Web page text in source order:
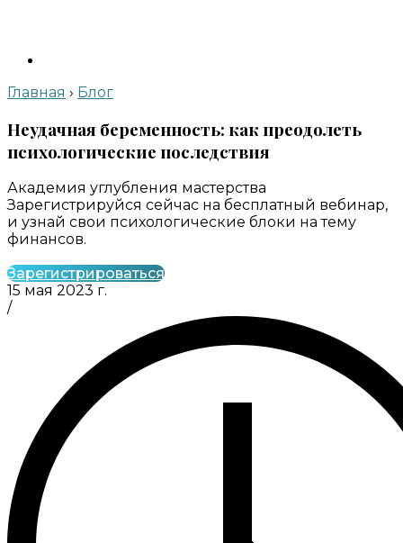
Главная › Блог
Неудачная беременность: как преодолеть
психологические последствия
Академия углубления мастерства
Зарегистрируйся сейчас на бесплатный вебинар,
и узнай свои психологические блоки на тему
финансов.
Зарегистрироваться
15 мая 2023 г.
/